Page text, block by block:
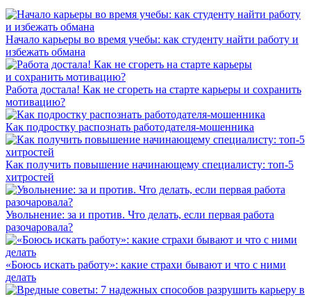
Начало карьеры во время учебы: как студенту найти работу и
избежать обмана
Работа достала! Как не сгореть на старте карьеры и сохранить
мотивацию?
Как подростку распознать работодателя-мошенника
Как получить повышение начинающему специалисту: топ-5
хитростей
Увольнение: за и против. Что делать, если первая работа
разочаровала?
«Боюсь искать работу»: какие страхи бывают и что с ними
делать